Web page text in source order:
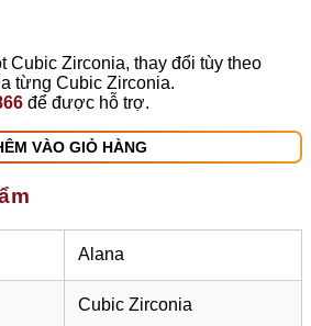
Cubic Zirconia, thay đổi tùy theo
từng Cubic Zirconia.
để được hỗ trợ.
VÀO GIỎ HÀNG
Alana
Cubic Zirconia